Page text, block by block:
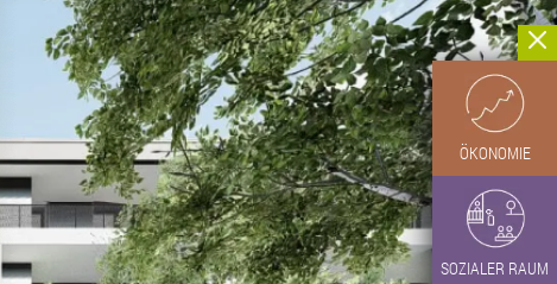
ÖKONOMIE
SOZIALER RAUM